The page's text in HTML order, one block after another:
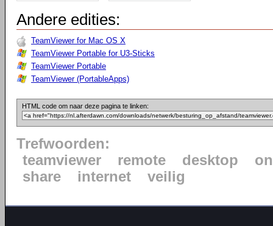
Andere edities:
TeamViewer for Mac OS X
TeamViewer Portable for U3-Sticks
TeamViewer Portable
TeamViewer (PortableApps)
HTML code om naar deze pagina te linken:
Trefwoorden:
teamviewer
remote desktop
share
internet veilig